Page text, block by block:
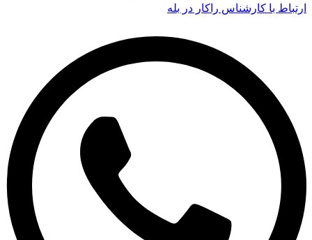
ارتباط با کارشناس راکار در بله